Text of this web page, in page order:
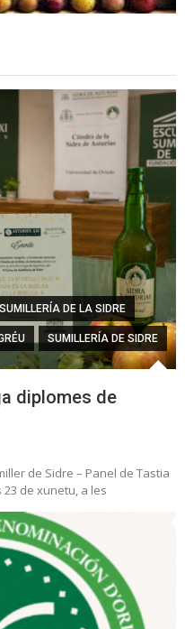
DE LA SIDRE
SUMILLERÍA DE SIDRE
diplomes de
de Sidre – Panel de Tastia
de xunetu, a les